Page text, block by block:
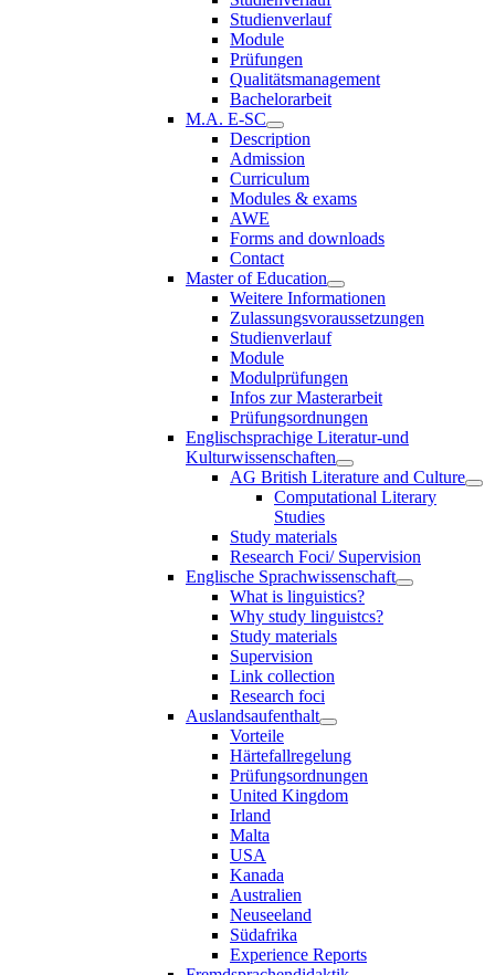
Studienverlauf
Module
Prüfungen
Qualitätsmanagement
Bachelorarbeit
M.A. E-SC
Description
Admission
Curriculum
Modules & exams
AWE
Forms and downloads
Contact
Master of Education
Weitere Informationen
Zulassungsvoraussetzungen
Studienverlauf
Module
Modulprüfungen
Infos zur Masterarbeit
Prüfungsordnungen
Englischsprachige Literatur-und
Kulturwissenschaften
AG British Literature and Culture
Computational Literary
Studies
Study materials
Research Foci/ Supervision
Englische Sprachwissenschaft
What is linguistics?
Why study linguistcs?
Study materials
Supervision
Link collection
Research foci
Auslandsaufenthalt
Vorteile
Härtefallregelung
Prüfungsordnungen
United Kingdom
Irland
Malta
USA
Kanada
Australien
Neuseeland
Südafrika
Experience Reports